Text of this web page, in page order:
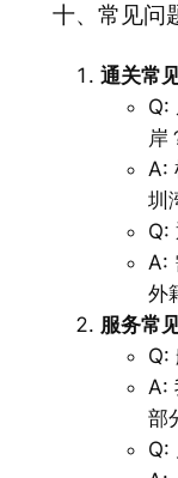
十、常见问
通关常
Q:
岸
A:
圳
Q:
A:
外
服务常
Q:
A:
部
Q: